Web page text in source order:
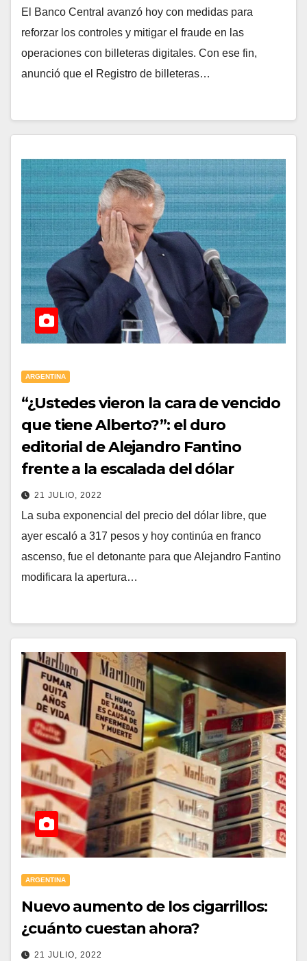
El Banco Central avanzó hoy con medidas para
reforzar los controles y mitigar el fraude en las
operaciones con billeteras digitales. Con ese fin,
anunció que el Registro de billeteras…
ARGENTINA
“¿Ustedes vieron la cara de vencido
que tiene Alberto?”: el duro
editorial de Alejandro Fantino
frente a la escalada del dólar
21 JULIO, 2022
La suba exponencial del precio del dólar libre, que
ayer escaló a 317 pesos y hoy continúa en franco
ascenso, fue el detonante para que Alejandro Fantino
modificara la apertura…
ARGENTINA
Nuevo aumento de los cigarrillos:
¿cuánto cuestan ahora?
21 JULIO, 2022